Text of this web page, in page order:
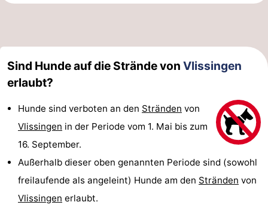
Sind Hunde auf die Strände von Vlissingen
erlaubt?
Hunde sind verboten an den Stränden von
Vlissingen in der Periode vom 1. Mai bis zum
16. September.
Außerhalb dieser oben genannten Periode sind (sowohl
freilaufende als angeleint) Hunde am den Stränden von
Vlissingen erlaubt.